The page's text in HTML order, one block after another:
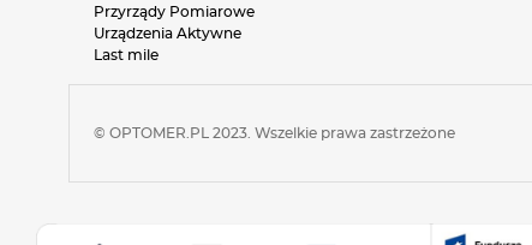
Przyrządy Pomiarowe
Urządzenia Aktywne
Last mile
© OPTOMER.PL 2023. Wszelkie prawa zastrzeżone